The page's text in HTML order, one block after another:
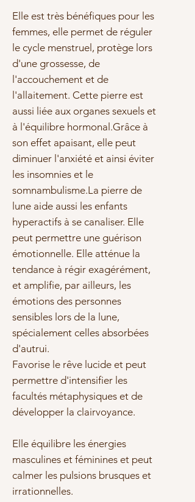
Elle est très bénéfiques pour les
femmes, elle permet de réguler
le cycle menstruel, protège lors
d'une grossesse, de
l'accouchement et de
l'allaitement. Cette pierre est
aussi liée aux organes sexuels et
à l'équilibre hormonal.Grâce à
son effet apaisant, elle peut
diminuer l'anxiété et ainsi éviter
les insomnies et le
somnambulisme.La pierre de
lune aide aussi les enfants
hyperactifs à se canaliser. Elle
peut permettre une guérison
émotionnelle. Elle atténue la
tendance à régir exagérément,
et amplifie, par ailleurs, les
émotions des personnes
sensibles lors de la lune,
spécialement celles absorbées
d'autrui.
Favorise le rêve lucide et peut
permettre d'intensifier les
facultés métaphysiques et de
développer la clairvoyance.
Elle équilibre les énergies
masculines et féminines et peut
calmer les pulsions brusques et
irrationnelles.